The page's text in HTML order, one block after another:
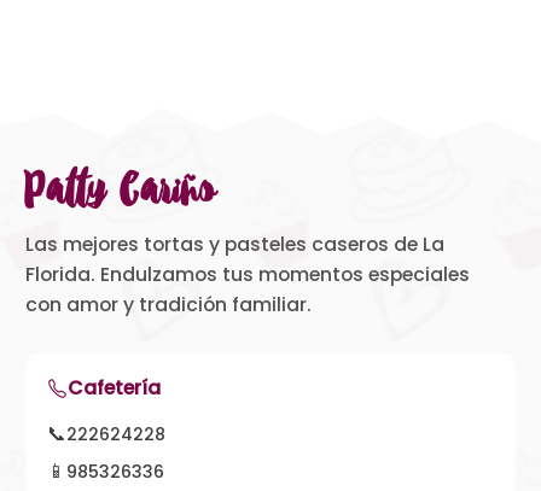
Patty Cariño
Las mejores tortas y pasteles caseros de La
Florida. Endulzamos tus momentos especiales
con amor y tradición familiar.
Cafetería
📞222624228
📱 985326336